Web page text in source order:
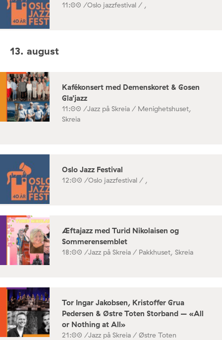
11:00 /Oslo jazzfestival / ,
13. august
Kafékonsert med Demenskoret & Gosen
Gla’jazz
11:00 /Jazz på Skreia / Menighetshuset,
Skreia
Oslo Jazz Festival
12:00 /Oslo jazzfestival / ,
Æftajazz med Turid Nikolaisen og
Sommerensemblet
18:00 /Jazz på Skreia / Pakkhuset, Skreia
Tor Ingar Jakobsen, Kristoffer Grua
Pedersen & Østre Toten Storband – «All
or Nothing at All»
21:00 /Jazz på Skreia / Østre Toten